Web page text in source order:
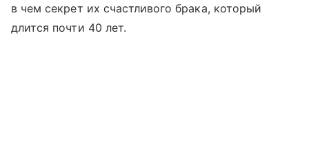
в чем секрет их счастливого брака, который
длится почти 40 лет.